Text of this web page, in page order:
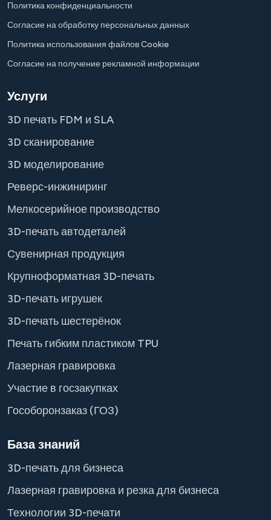
Политика конфиденциальности
Согласие на обработку персональных данных
Политика использования файлов Cookie
Согласие на получение рекламной информации
Услуги
3D печать FDM и SLA
3D сканирование
3D моделирование
Реверс-инжиниринг
Мелкосерийное производство
3D-печать автодеталей
Сувенирная продукция
Крупноформатная 3D-печать
3D-печать игрушек
3D-печать шестерёнок
Печать гибким пластиком TPU
Лазерная гравировка
Участие в госзакупках
Гособоронзаказ (ГОЗ)
База знаний
3D-печать для бизнеса
Лазерная гравировка и резка для бизнеса
Технологии 3D-печати